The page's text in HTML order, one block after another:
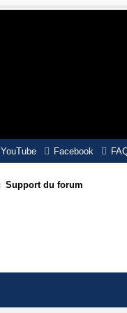
YouTube Facebook
Support du forum